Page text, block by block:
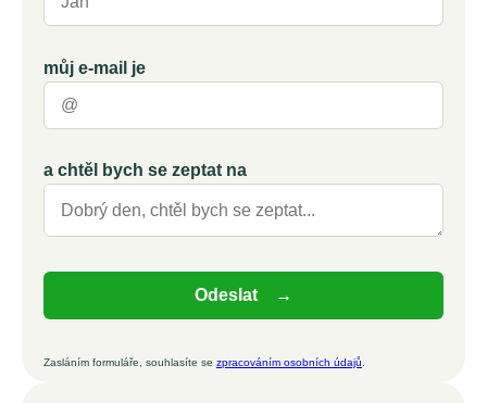
můj e-mail je
a chtěl bych se zeptat na
Zasláním formuláře, souhlasíte se zpracováním osobních údajů